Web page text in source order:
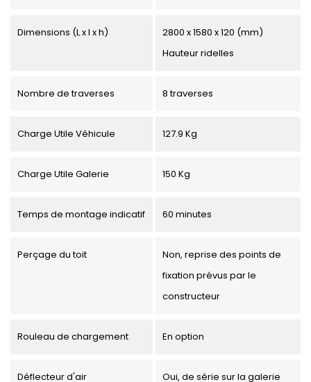
Dimensions (L x l x h)
2800 x 1580 x 120 (mm)
Hauteur ridelles
Nombre de traverses 8 traverses
Charge Utile Véhicule 127.9 Kg
Charge Utile Galerie 150 Kg
Temps de montage indicatif 60 minutes
Perçage du toit
Non, reprise des points de
fixation prévus par le
constructeur
Rouleau de chargement En option
Déflecteur d'air Oui, de série sur la galerie